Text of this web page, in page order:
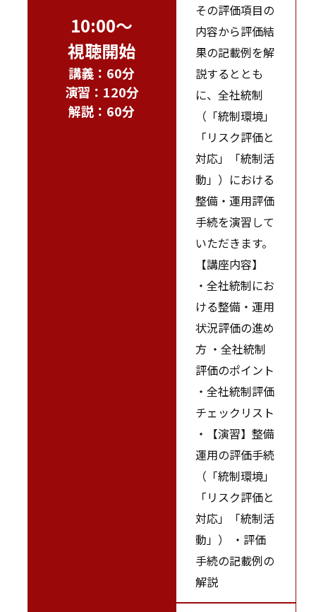
10:00～
視聴開始
講義：60分
演習：120分
解説：60分
その評価項目の
内容から評価結
果の記載例を解
説するととも
に、全社統制
（「統制環境」
「リスク評価と
対応」「統制活
動」）における
整備・運用評価
手続を演習して
いただきます。
【講座内容】
・全社統制にお
ける整備・運用
状況評価の進め
方 ・全社統制
評価のポイント
・全社統制評価
チェックリスト
・【演習】整備
運用の評価手続
（「統制環境」
「リスク評価と
対応」「統制活
動」） ・評価
手続の記載例の
解説